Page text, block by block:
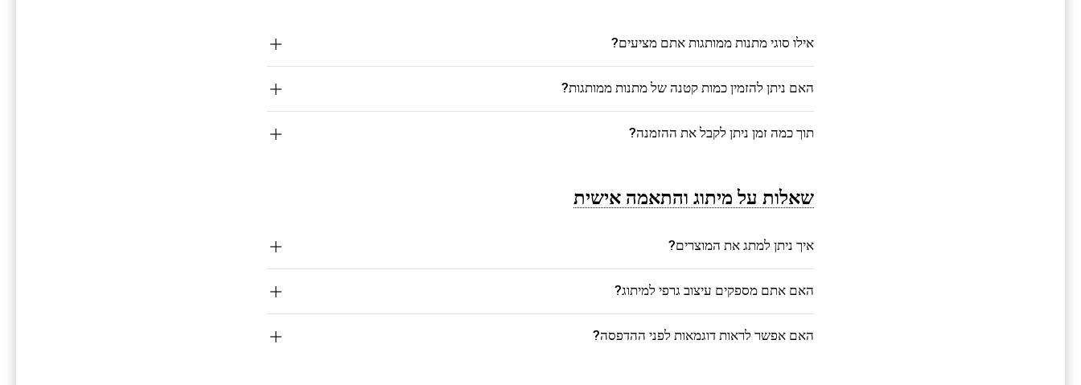
אילו סוגי מתנות ממותגות אתם מציעים?
האם ניתן להזמין כמות קטנה של מתנות ממותגות?
תוך כמה זמן ניתן לקבל את ההזמנה?
שאלות על מיתוג והתאמה אישית
איך ניתן למתג את המוצרים?
האם אתם מספקים עיצוב גרפי למיתוג?
האם אפשר לראות דוגמאות לפני ההדפסה?